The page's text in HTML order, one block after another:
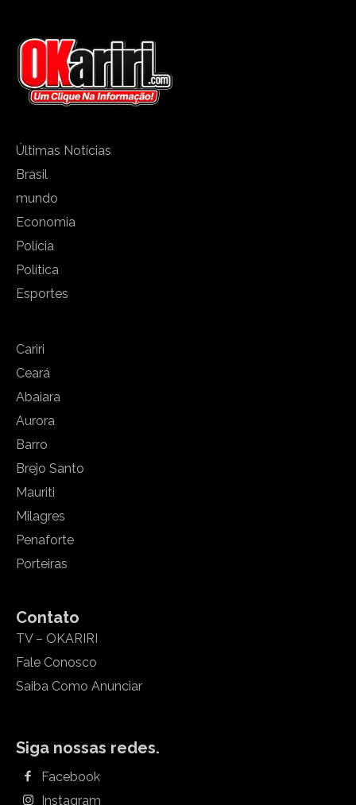
Últimas Notícias
Brasil
mundo
Economia
Polícia
Política
Esportes
Cariri
Ceará
Abaiara
Aurora
Barro
Brejo Santo
Mauriti
Milagres
Penaforte
Porteiras
Contato
TV – OKARIRI
Fale Conosco
Saiba Como Anunciar
Siga nossas redes.
Facebook
Instagram